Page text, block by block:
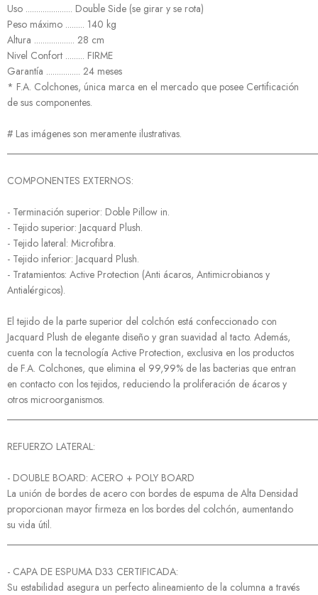
Uso ...................... Double Side (se girar y se rota)
Peso máximo ......... 140 kg
Altura ................... 28 cm
Nivel Confort ......... FIRME
Garantía ................ 24 meses
* F.A. Colchones, única marca en el mercado que posee Certificación
de sus componentes.
# Las imágenes son meramente ilustrativas.
COMPONENTES EXTERNOS:
- Terminación superior: Doble Pillow in.
- Tejido superior: Jacquard Plush.
- Tejido lateral: Microfibra.
- Tejido inferior: Jacquard Plush.
- Tratamientos: Active Protection (Anti ácaros, Antimicrobianos y
Antialérgicos).
El tejido de la parte superior del colchón está confeccionado con
Jacquard Plush de elegante diseño y gran suavidad al tacto. Además,
cuenta con la tecnología Active Protection, exclusiva en los productos
de F.A. Colchones, que elimina el 99,99% de las bacterias que entran
en contacto con los tejidos, reduciendo la proliferación de ácaros y
otros microorganismos.
REFUERZO LATERAL:
- DOUBLE BOARD: ACERO + POLY BOARD
La unión de bordes de acero con bordes de espuma de Alta Densidad
proporcionan mayor firmeza en los bordes del colchón, aumentando
su vida útil.
- CAPA DE ESPUMA D33 CERTIFICADA:
Su estabilidad asegura un perfecto alineamiento de la columna a través